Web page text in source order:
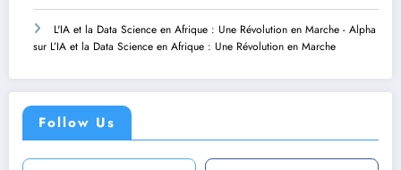
L'IA et la Data Science en Afrique : Une Révolution en Marche - Alpha
sur L’IA et la Data Science en Afrique : Une Révolution en Marche
Follow Us